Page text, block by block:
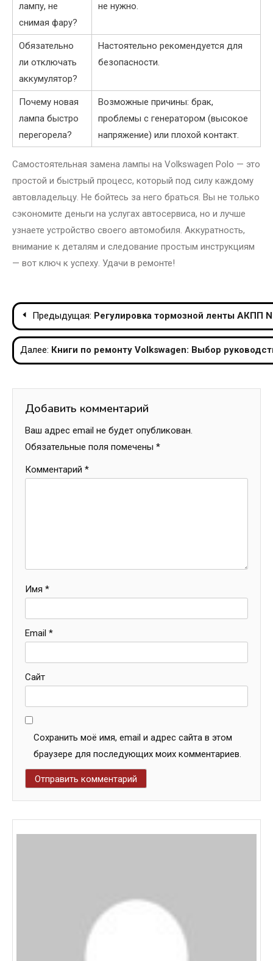
лампу, не
снимая фару?
не нужно.
Обязательно
ли отключать
аккумулятор?
Настоятельно рекомендуется для
безопасности.
Почему новая
лампа быстро
перегорела?
Возможные причины: брак,
проблемы с генератором (высокое
напряжение) или плохой контакт.
Самостоятельная замена лампы на Volkswagen Polo — это
простой и быстрый процесс, который под силу каждому
автовладельцу. Не бойтесь за него браться. Вы не только
сэкономите деньги на услугах автосервиса, но и лучше
узнаете устройство своего автомобиля. Аккуратность,
внимание к деталям и следование простым инструкциям
— вот ключ к успеху. Удачи в ремонте!
Навигация
по
записям
Предыдущая: Регулировка тормозной ленты АКПП
Далее: Книги по ремонту Volkswagen: Выбор
Добавить комментарий
Ваш адрес email не будет опубликован.
Обязательные поля помечены *
Комментарий *
Имя *
Email *
Сайт
Сохранить моё имя, email и адрес сайта в этом
браузере для последующих моих комментариев.